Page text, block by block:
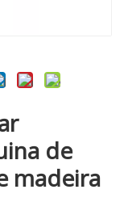
de
madeira